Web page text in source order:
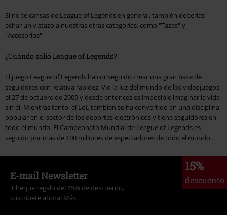
Si no te cansas de League of Legends en general, también deberías
echar un vistazo a nuestras otras categorías, como "Tazas" y
"Accesorios"
¿Cuándo salió League of Legends?
El juego League of Legends ha conseguido crear una gran base de
seguidores con relativa rapidez. Vio la luz del mundo de los videojuegos
el 27 de octubre de 2009 y desde entonces es imposible imaginar la vida
sin él. Mientras tanto, el LoL también se ha convertido en una disciplina
popular en el sector de los deportes electrónicos y tiene seguidores en
todo el mundo. El Campeonato Mundial de League of Legends es
seguido por más de 100 millones de espectadores de todo el mundo.
15%
descuento
E-mail Newsletter
¡Cheque regalo del 15% de descuento,
suscríbete ahora! Más